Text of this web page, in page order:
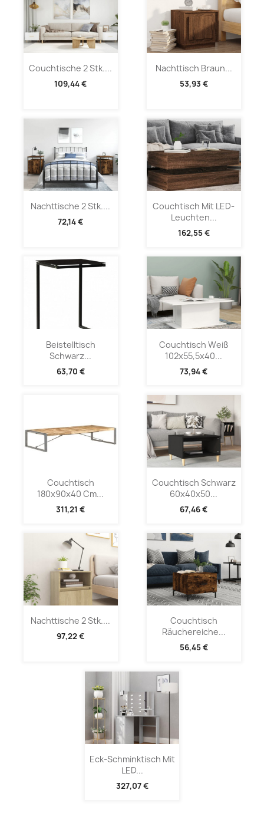
Couchtische 2 Stk....
109,44 €
Nachttisch Braun...
53,93 €
Nachttische 2 Stk....
72,14 €
Couchtisch Mit LED-
Leuchten...
162,55 €
Beistelltisch
Schwarz...
63,70 €
Couchtisch Weiß
102x55,5x40...
73,94 €
Couchtisch
180x90x40 Cm...
311,21 €
Couchtisch Schwarz
60x40x50...
67,46 €
Nachttische 2 Stk....
97,22 €
Couchtisch
Räuchereiche...
56,45 €
Eck-Schminktisch Mit
LED...
327,07 €